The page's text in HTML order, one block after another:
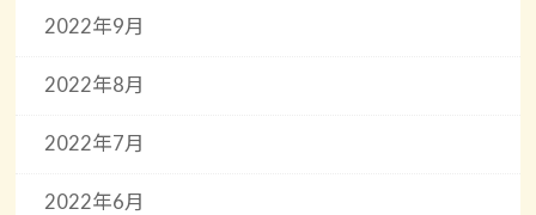
2022年9月
2022年8月
2022年7月
2022年6月